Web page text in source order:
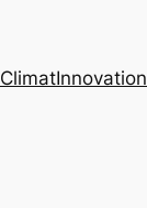
ClimatInnovation